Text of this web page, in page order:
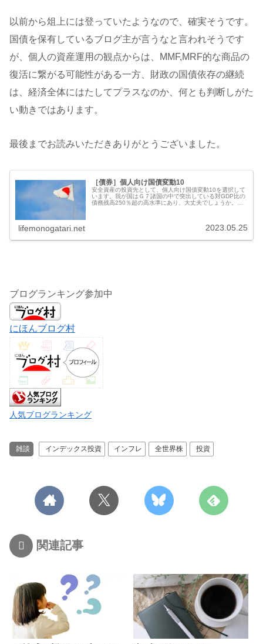
以前から俎上には登っていたようなので、確実そうです。
国債を保有しているブログ主が言うなと言われそうです
が、個人の資産運用の観点からは、MMF,MRF的な商品の
復活に繋がる可能性がある一方、財政の国債依存の継続
は、経済全体にはたしてプラスなのか、何とも判断しがた
い動きではあります。
最後までお読みいただきありがとうございました。
［債券］個人向け国債変動10
安全資産の投資先として、個人向け国債変動10を選択して
います。我が国はＧ７諸国の中で突出している対GDP比の
債務残高250％超の高水準にあり、大丈夫でしょうか。個
lifemonogatari.net 2023.05.25
ブログランキング参加中
にほんブログ村
人気ブログランキング
雑談 インデックス投資 インフレ 全世界株 投資
関連記事